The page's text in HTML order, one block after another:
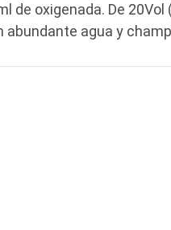
de oxigenada. De
abundante agua y